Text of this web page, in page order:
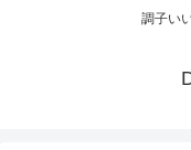
調子い